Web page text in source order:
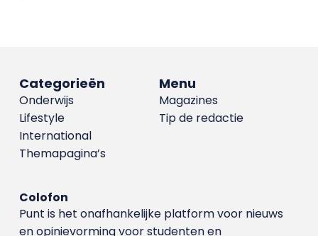
Menu
Magazines
Tip de redactie
Categorieën
Onderwijs
Lifestyle
International
Themapagina’s
Colofon
Punt is het onafhankelijke platform voor nieuws
en opinievorming voor studenten en